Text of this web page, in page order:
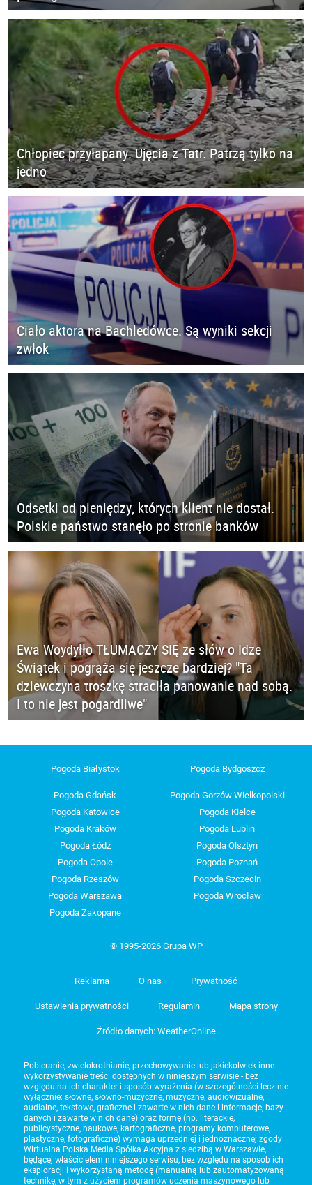
Chłopiec przyłapany. Ujęcia z Tatr. Patrzą tylko na
jedno
Ciało aktora na Bachledówce. Są wyniki sekcji
zwłok
Odsetki od pieniędzy, których klient nie dostał.
Polskie państwo stanęło po stronie banków
Ewa Woydyłło TŁUMACZY SIĘ ze słów o Idze
Świątek i pogrąża się jeszcze bardziej? "Ta
dziewczyna troszkę straciła panowanie nad sobą.
I to nie jest pogardliwe"
Pogoda Białystok Pogoda Bydgoszcz
Pogoda Gdańsk
Pogoda Gorzów Wielkopolski
Pogoda Katowice
Pogoda Kielce
Pogoda Kraków
Pogoda Lublin
Pogoda Łódź
Pogoda Olsztyn
Pogoda Opole
Pogoda Poznań
Pogoda Rzeszów
Pogoda Szczecin
Pogoda Warszawa
Pogoda Wrocław
Pogoda Zakopane
© 1995-2026 Grupa WP
Reklama O nas Prywatność
Ustawienia prywatności Regulamin Mapa strony
Źródło danych: WeatherOnline
Pobieranie, zwielokrotnianie, przechowywanie lub jakiekolwiek inne
wykorzystywanie treści dostępnych w niniejszym serwisie - bez
względu na ich charakter i sposób wyrażenia (w szczególności lecz nie
wyłącznie: słowne, słowno-muzyczne, muzyczne, audiowizualne,
audialne, tekstowe, graficzne i zawarte w nich dane i informacje, bazy
danych i zawarte w nich dane) oraz formę (np. literackie,
publicystyczne, naukowe, kartograficzne, programy komputerowe,
plastyczne, fotograficzne) wymaga uprzedniej i jednoznacznej zgody
Wirtualna Polska Media Spółka Akcyjna z siedzibą w Warszawie,
będącej właścicielem niniejszego serwisu, bez względu na sposób ich
eksploracji i wykorzystaną metodę (manualną lub zautomatyzowaną
technikę, w tym z użyciem programów uczenia maszynowego lub